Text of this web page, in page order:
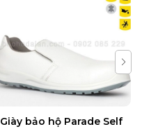
Giày bảo hộ Parade Self